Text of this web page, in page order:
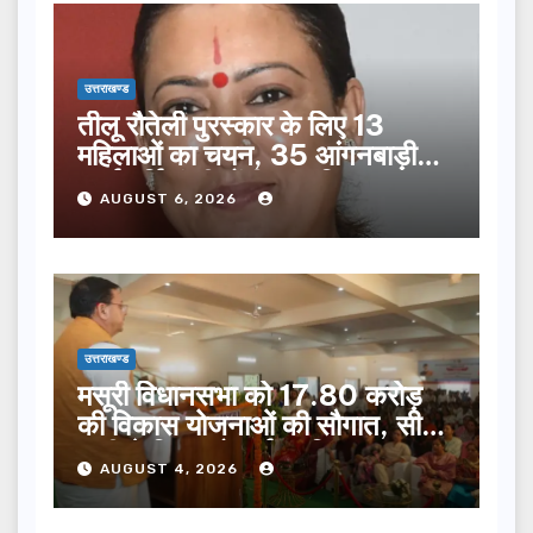
उत्तराखण्ड
तीलू रौतेली पुरस्कार के लिए 13
महिलाओं का चयन, 35 आंगनबाड़ी
कार्यकर्तियां भी होंगी सम्मानित…
AUGUST 6, 2026
उत्तराखण्ड
मसूरी विधानसभा को 17.80 करोड़
की विकास योजनाओं की सौगात, सीएम
धामी ने किया लोकार्पण-शिलान्यास.
AUGUST 4, 2026